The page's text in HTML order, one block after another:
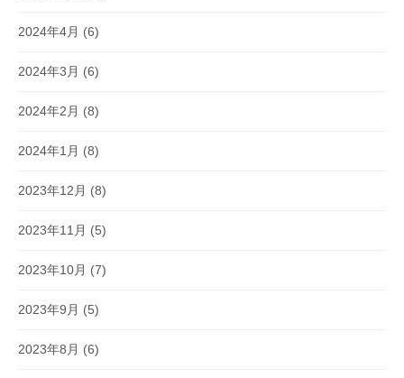
2024年4月 (6)
2024年3月 (6)
2024年2月 (8)
2024年1月 (8)
2023年12月 (8)
2023年11月 (5)
2023年10月 (7)
2023年9月 (5)
2023年8月 (6)